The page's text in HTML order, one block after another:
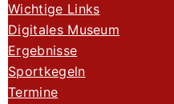
Wichtige Links
Digitales Museum
Ergebnisse
Sportkegeln
Termine